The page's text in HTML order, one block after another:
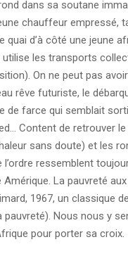
dans sa soutane
chauffeur empressé,
d’à côté une jeune
les transports
On ne peut pas
rêve futuriste, le
farce qui semblait
Content de retrouver
sans doute) et les
ressemblent
La pauvreté
1967, un classique de
pauvreté). Nous nous y
pour porter sa croix.